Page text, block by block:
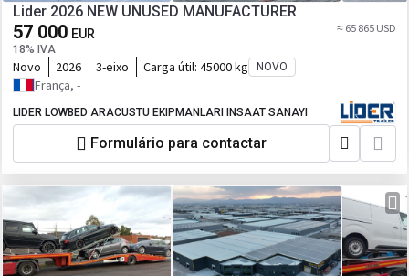
Lider 2026 NEW UNUSED MANUFACTURER
57 000 EUR
18% IVA
≈ 65 865 USD
Novo 2026 3-eixo Carga útil: 45000 kg NOVO
França, -
LIDER LOWBED ARACUSTU EKIPMANLARI INSAAT SANAYI
Formulário para contactar